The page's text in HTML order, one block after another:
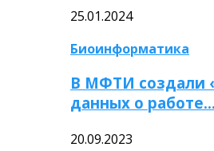
25.01.2024
Биоинформатика
В МФТИ создали
данных о работе…
20.09.2023